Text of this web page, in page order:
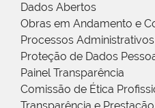
Dados Abertos
Obras em Andamento e
Processos
Proteção de Dados
Painel Transparência
Comissão de Ética